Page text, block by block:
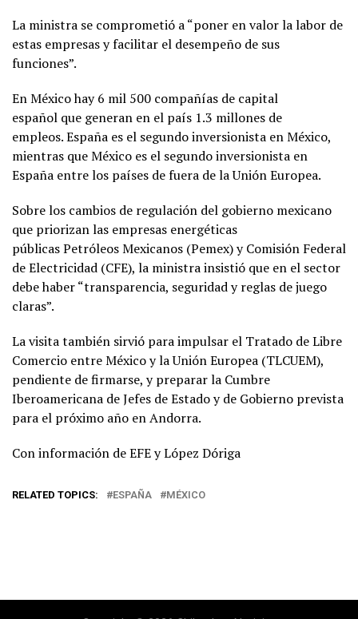
La ministra se comprometió a “poner en valor la labor de
estas empresas y facilitar el desempeño de sus
funciones”.
En México hay 6 mil 500 compañías de capital
español que generan en el país 1.3 millones de
empleos. España es el segundo inversionista en México,
mientras que México es el segundo inversionista en
España entre los países de fuera de la Unión Europea.
Sobre los cambios de regulación del gobierno mexicano
que priorizan las empresas energéticas
públicas Petróleos Mexicanos (Pemex) y Comisión Federal
de Electricidad (CFE), la ministra insistió que en el sector
debe haber “transparencia, seguridad y reglas de juego
claras”.
La visita también sirvió para impulsar el Tratado de Libre
Comercio entre México y la Unión Europea (TLCUEM),
pendiente de firmarse, y preparar la Cumbre
Iberoamericana de Jefes de Estado y de Gobierno prevista
para el próximo año en Andorra.
Con información de EFE y López Dóriga
RELATED TOPICS: ESPAÑA MÉXICO